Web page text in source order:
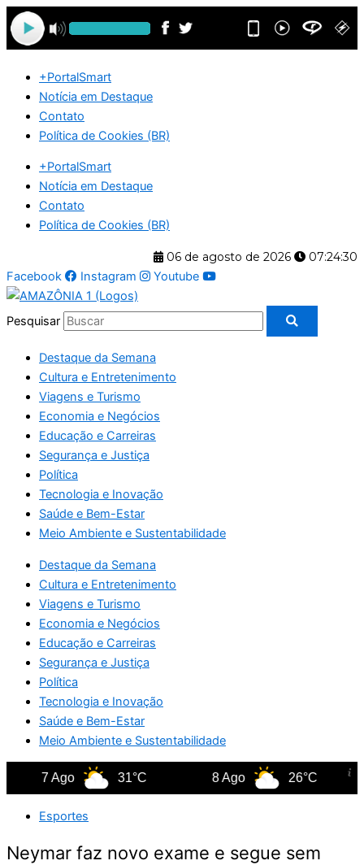
Ir
para
o
+PortalSmart
Notícia em Destaque
Contato
Política de Cookies (BR)
+PortalSmart
Notícia em Destaque
Contato
Política de Cookies (BR)
06 de agosto de 2026
07:24:31
Facebook
Instagram Youtube
Pesquisar
Destaque da Semana
Cultura e Entretenimento
Viagens e Turismo
Economia e Negócios
Educação e Carreiras
Segurança e Justiça
Política
Tecnologia e Inovação
Saúde e Bem-Estar
Meio Ambiente e Sustentabilidade
Destaque da Semana
Cultura e Entretenimento
Viagens e Turismo
Economia e Negócios
Educação e Carreiras
Segurança e Justiça
Política
Tecnologia e Inovação
Saúde e Bem-Estar
Meio Ambiente e Sustentabilidade
7 Ago 31°C 8 Ago 26°C
Esportes
Neymar faz novo exame e segue sem